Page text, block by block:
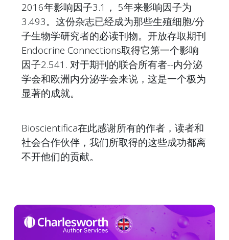
2016年影响因子3.1， 5年来影响因子为
3.493。这份杂志已经成为那些生殖细胞/分
子生物学研究者的必读刊物。开放存取期刊
Endocrine Connections取得它第一个影响
因子2.541. 对于期刊的联合所有者--内分泌
学会和欧洲内分泌学会来说，这是一个极为
显著的成就。
Bioscientifica在此感谢所有的作者，读者和
社会合作伙伴，我们所取得的这些成功都离
不开他们的贡献。